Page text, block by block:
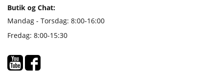
Butik og Chat:
Mandag - Torsdag: 8:00-16:00
Fredag: 8:00-15:30